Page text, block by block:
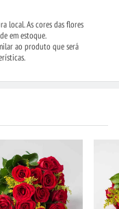
local. As cores das flores
em estoque.
ao produto que será